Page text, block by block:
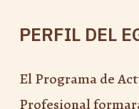
PERFIL DEL
El Programa de
Profesional